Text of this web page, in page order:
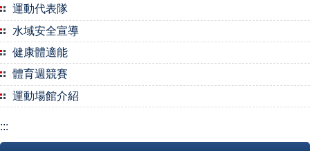
運動代表隊
水域安全宣導
健康體適能
體育週競賽
運動場館介紹
:::